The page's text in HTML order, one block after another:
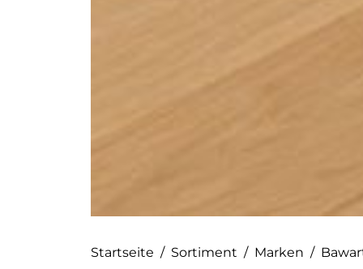
Startseite / Sortiment / Marken /